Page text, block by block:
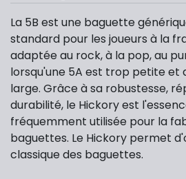
La 5B est une baguette
standard pour les joueurs à la
adaptée au rock, à la pop, au
lorsqu'une 5A est trop petite et
large. Grâce à sa robustesse,
durabilité, le Hickory est
fréquemment utilisée pour la
baguettes. Le Hickory permet
classique des baguettes.